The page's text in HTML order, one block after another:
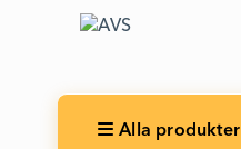
Alla produkter